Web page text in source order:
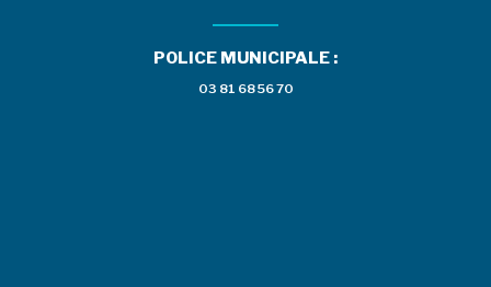
POLICE MUNICIPALE :
03 81 68 56 70